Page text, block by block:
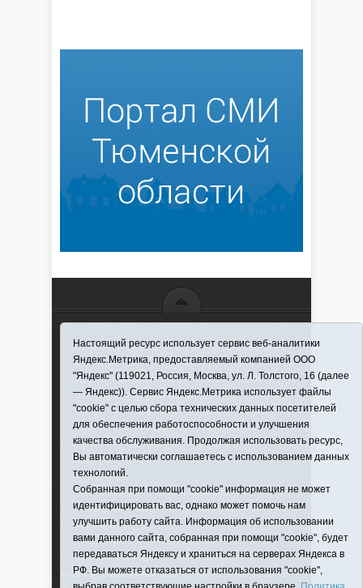
использовании материалов ссылка обязательна
Информационная лента выходит при финансовой
поддержке правительства Тюменской области
Регистрационный номер СМИ ЭЛ № ФС 77-66066
от 10.06. 2016 г. выдано Федеральной службой по
надзору в сфере связи, информационных
технологий и массовых коммуникаций.
Учредитель (соучредители) Автономная
некоммерческая организация "Информационно-
издательский центр "Красная звезда"" (627570,
Тюменская обл., Викуловский р-н, с. Викулово, ул.
Ленина, д. 5).
Главный редактор Антюхова Светлана
Владимировна. Адрес электронной почты:
krasnay_zvezda@obl72.ruТелефон: 2-42-32; 2-41-
Настоящий ресурс использует сервис веб-аналитики
Яндекс.Метрика, предоставляемый компанией ООО
"Яндекс" (119021, Россия, Москва, ул. Л. Толстого, 16 (далее
— Яндекс)). Сервис Яндекс.Метрика использует файлы
"cookie" с целью сбора технических данных посетителей
для обеспечения работоспособности и улучшения
качества обслуживания. Продолжая использовать ресурс,
Вы автоматически соглашаетесь с использованием данных
технологий.
Собранная при помощи "cookie" информация не может
идентифицировать вас, однако может помочь нам
улучшить работу сайта. Информация об использовании
вами данного сайта, собранная при помощи "cookie", будет
передаваться Яндексу и храниться на серверах Яндекса в
РФ. Вы можете отказаться от использования "cookie",